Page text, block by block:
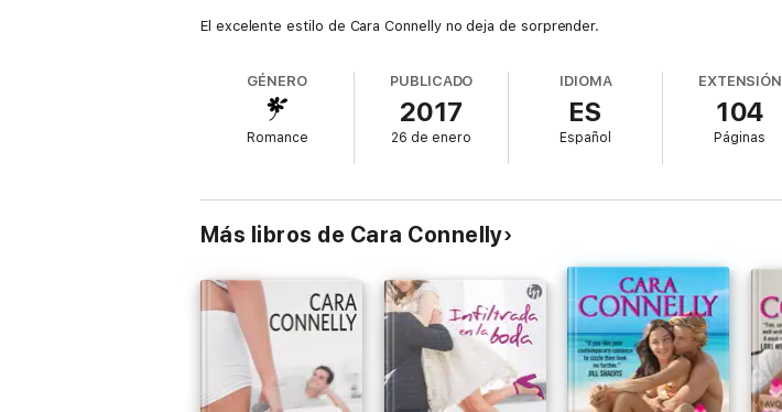
El excelente estilo de Cara Connelly no deja de sorprender.
GÉNERO
Romance
PUBLICADO
2017
26 de enero
IDIOMA
ES
Español
EXTENSIÓN
104
Páginas
Más libros de Cara Connelly